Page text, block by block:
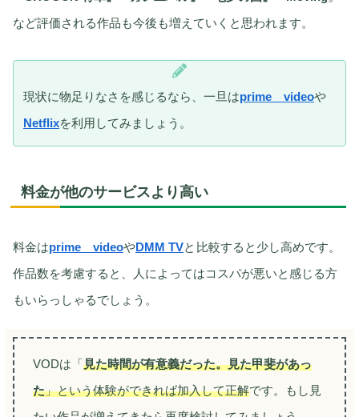
など評価される作品も今後も増えていくと思われます。
現状に物足りなさを感じるなら、一旦はprime videoや
Netflixを利用してみましょう。
料金が他のサービスより高い
料金はprime videoやDMM TVと 比較すると少し高めです。
作品数を考慮すると、人によってはコスパが悪いと感じる方
もいらっしゃるでしょう。
VODは「見た時間が有意義だった。見た甲斐があっ
た」という体験ができれば加入して正解です。もし見